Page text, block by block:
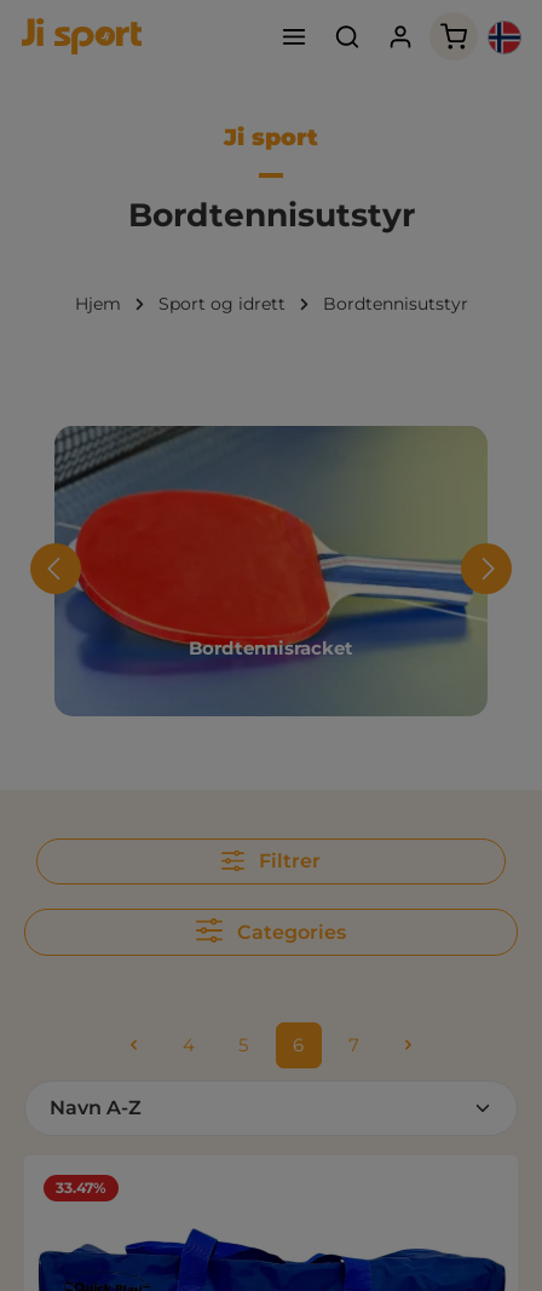
Ji sport
Bordtennisutstyr
Hjem Sport og idrett Bordtennisutstyr
Bordtennisracket
Filtrer
Categories
Side
4 Side
5 Side
6 Side
7
33.47%